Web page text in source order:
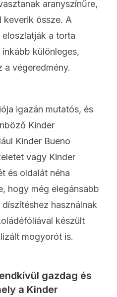
aranyszínűre,
keverik össze. A
a torta
különleges,
a végeredmény.
igazán mutatós, és
Kinder
Kinder Bueno
vagy Kinder
és oldalát néha
hogy még elegánsabb
használnak
készült
mogyorót is.
gazdag és
a Kinder